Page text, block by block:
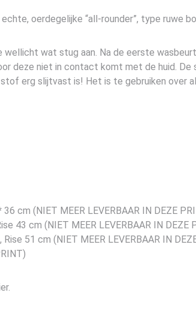
oerdegelijke “all-rounder”, type ruwe
wat stug aan. Na de eerste
deze niet in contact komt met de huid.
erg slijtvast is! Het is te gebruiken over
cm (NIET MEER LEVERBAAR IN DEZE
43 cm (NIET MEER LEVERBAAR IN DEZE
51 cm (NIET MEER LEVERBAAR IN